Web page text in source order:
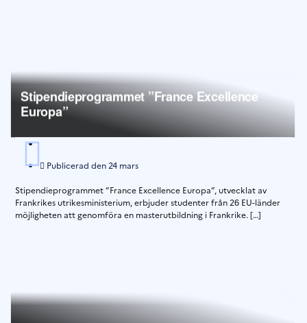
Stipendieprogrammet ”France Excellence
Europa”
Publicerad den 24 mars
Stipendieprogrammet ”France Excellence Europa”, utvecklat av
Frankrikes utrikesministerium, erbjuder studenter från 26 EU-länder
möjligheten att genomföra en masterutbildning i Frankrike. […]